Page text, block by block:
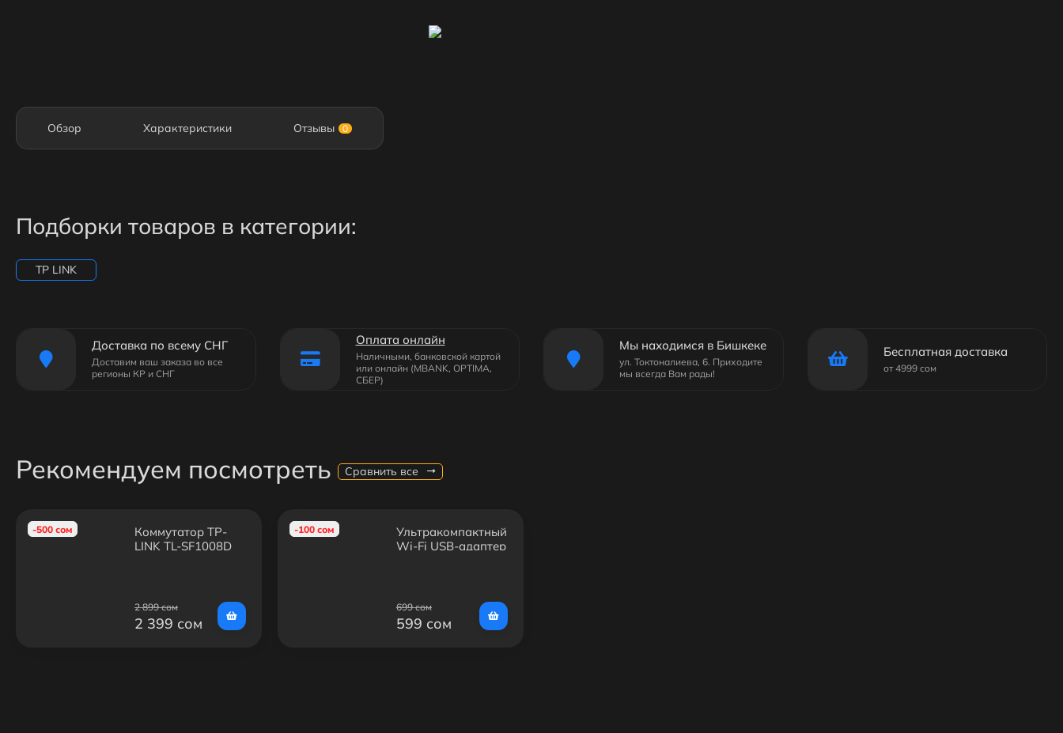
Обзор Характеристики Отзывы 0
Подборки товаров в категории:
TP LINK
Доставка по всему СНГ
Доставим ваш заказа во все
регионы КР и СНГ
Оплата онлайн
Наличными, банковской картой
или онлайн (MBANK, OPTIMA,
СБЕР)
Мы находимся в Бишкеке
ул. Токтоналиева, 6. Приходите
мы всегда Вам рады!
Бесплатная доставка
от 4999 сом
Рекомендуем посмотреть Сравнить все
-500 сом
Коммутатор TP-
LINK TL-SF1008D
2 899 сом
2 399 сом
-100 сом
Ультракомпактный
Wi-Fi USB-адаптер
699 сом
599 сом